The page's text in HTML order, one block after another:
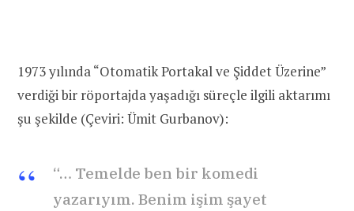
1973 yılında “Otomatik Portakal ve Şiddet Üzerine”
verdiği bir röportajda yaşadığı süreçle ilgili aktarımı
şu şekilde (Çeviri: Ümit Gurbanov):
“… Temelde ben bir komedi
yazarıyım. Benim işim şayet